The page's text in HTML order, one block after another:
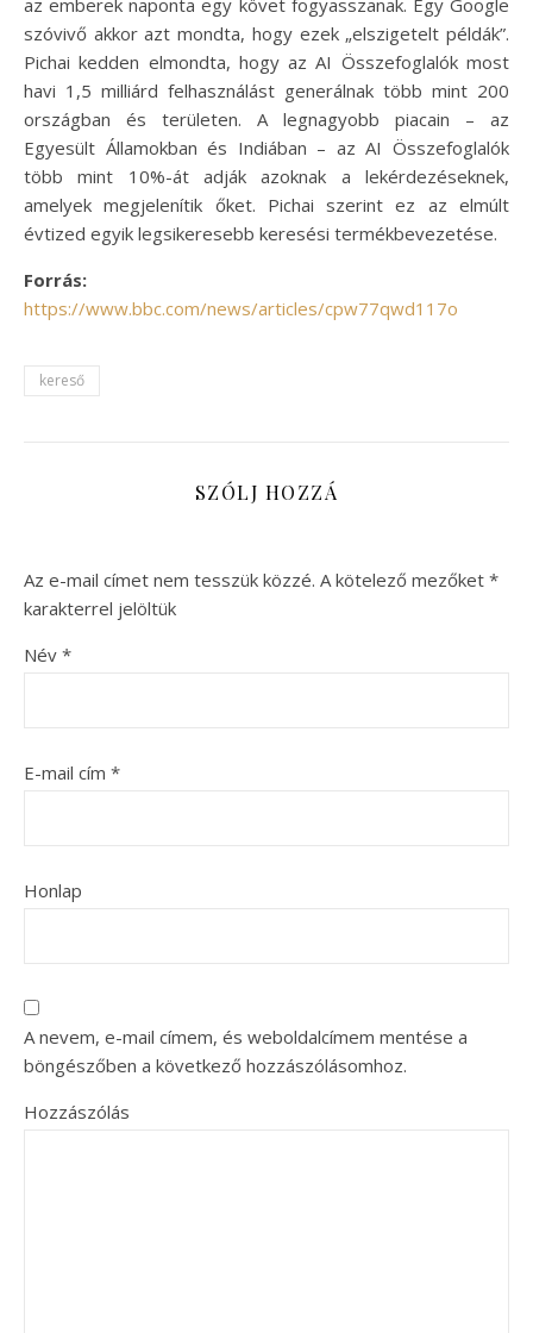
szóvivő akkor azt mondta, hogy ezek „elszigetelt példák”.
Pichai kedden elmondta, hogy az AI Összefoglalók most
havi 1,5 milliárd felhasználást generálnak több mint 200
országban és területen. A legnagyobb piacain – az
Egyesült Államokban és Indiában – az AI Összefoglalók
több mint 10%-át adják azoknak a lekérdezéseknek,
amelyek megjelenítik őket. Pichai szerint ez az elmúlt
évtized egyik legsikeresebb keresési termékbevezetése.
Forrás:
https://www.bbc.com/news/articles/cpw77qwd117o
kereső
SZÓLJ HOZZÁ
Az e-mail címet nem tesszük közzé. A kötelező mezőket *
karakterrel jelöltük
Név *
E-mail cím *
Honlap
A nevem, e-mail címem, és weboldalcímem mentése a
böngészőben a következő hozzászólásomhoz.
Hozzászólás